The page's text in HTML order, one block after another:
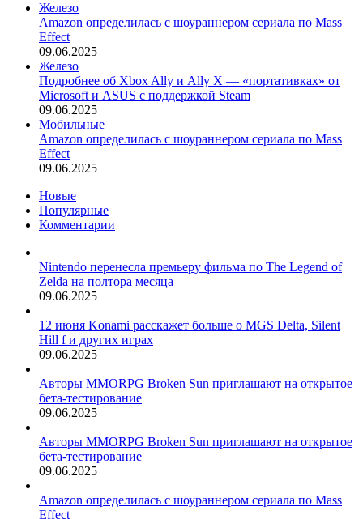
Железо
Amazon определилась с шоураннером сериала по Mass
Effect
09.06.2025
Железо
Подробнее об Xbox Ally и Ally X — «портативках» от
Microsoft и ASUS с поддержкой Steam
09.06.2025
Мобильные
Amazon определилась с шоураннером сериала по Mass
Effect
09.06.2025
Новые
Популярные
Комментарии
Nintendo перенесла премьеру фильма по The Legend of
Zelda на полтора месяца
09.06.2025
12 июня Konami расскажет больше о MGS Delta, Silent
Hill f и других играх
09.06.2025
Авторы MMORPG Broken Sun приглашают на открытое
бета-тестирование
09.06.2025
Авторы MMORPG Broken Sun приглашают на открытое
бета-тестирование
09.06.2025
Amazon определилась с шоураннером сериала по Mass
Effect